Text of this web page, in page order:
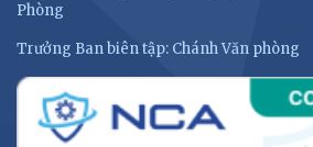
Phòng
Trưởng Ban biên tập: Chánh Văn phòng